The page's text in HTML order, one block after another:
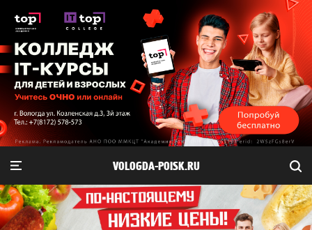
VOLOGDA-POISK.RU